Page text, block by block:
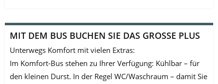
MIT DEM BUS BUCHEN SIE DAS GROSSE PLUS
Unterwegs Komfort mit vielen Extras:
Im Komfort-Bus stehen zu Ihrer Verfügung: Kühlbar – für
den kleinen Durst. In der Regel WC/Waschraum – damit Sie